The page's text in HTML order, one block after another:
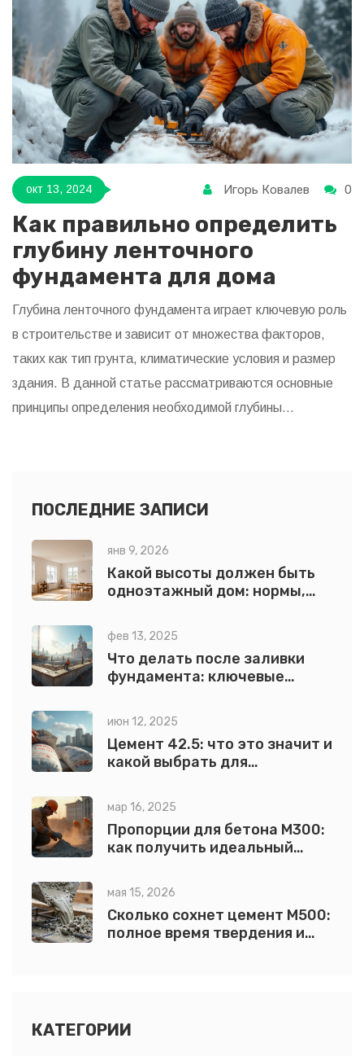
окт 13, 2024 Игорь Ковалев 0
Как правильно определить
глубину ленточного
фундамента для дома
Глубина ленточного фундамента играет ключевую роль
в строительстве и зависит от множества факторов,
таких как тип грунта, климатические условия и размер
здания. В данной статье рассматриваются основные
принципы определения необходимой глубины
Важность точных данных на каждом этапе
ПОСЛЕДНИЕ ЗАПИСИ
янв 9, 2026
Какой высоты должен быть
одноэтажный дом: нормы,
советы
фев 13, 2025
Что делать после заливки
фундамента: ключевые
июн 12, 2025
Цемент 42.5: что это значит и
какой выбрать для
мар 16, 2025
Пропорции для бетона М300:
как получить идеальный
мая 15, 2026
Сколько сохнет цемент М500:
полное время твердения и
КАТЕГОРИИ